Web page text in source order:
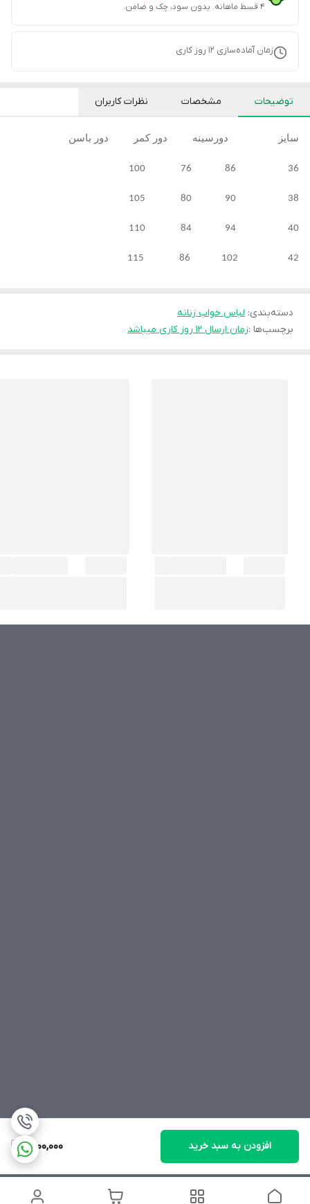
۴ قسط ماهانه. بدون سود، چک و ضامن.
زمان آماده‌سازی 12 روز کاری
1,400,000 افزودن به سبد خرید
توضیحات مشخصات نظرات کاربران
سایز دورسینه دور کمر دور باسن
36 86 76 100
38 90 80 105
40 94 84 110
42 102 86 115
دسته‌بندی: لباس خواب زنانه
برچسب‌ها :زمان ارسال ۱۲ روز کاری میباشد